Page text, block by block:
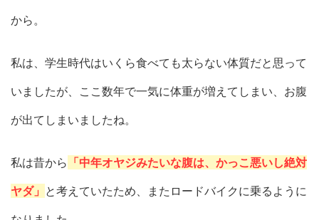
から。
私は、学生時代はいくら食べても太らない体質だと思って
いましたが、ここ数年で一気に体重が増えてしまい、お腹
が出てしまいましたね。
私は昔から 「中年オヤジみたいな腹は、かっこ悪いし絶対
ヤダ」 と考えていたため、またロードバイクに乗るように